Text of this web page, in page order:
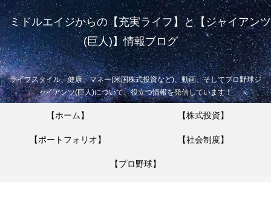
ミドルエイジからの【充実ライフ】と【ジャイアンツ
(巨人)】情報ブログ
ライフスタイル、健康、マネー(米国株式投資など)、動画、そしてプロ野球ジ
ャイアンツ(巨人)について、役立つ情報を発信しています！
【ホーム】 【株式投資】
【ポートフォリオ】 【社会制度】
【プロ野球】